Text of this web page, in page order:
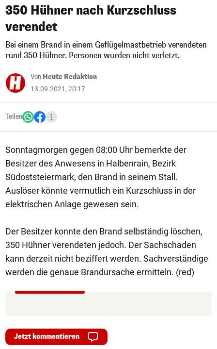
350 Hühner nach Kurzschluss
verendet
Bei einem Brand in einem Geflügelmastbetrieb verendeten
rund 350 Hühner. Personen wurden nicht verletzt.
Von Heute Redaktion
13.09.2021, 20:17
Teilen
Sonntagmorgen gegen 08:00 Uhr bemerkte der
Besitzer des Anwesens in Halbenrain, Bezirk
Südoststeiermark, den Brand in seinem Stall.
Auslöser könnte vermutlich ein Kurzschluss in der
elektrischen Anlage gewesen sein.
Der Besitzer konnte den Brand selbständig löschen,
350 Hühner verendeten jedoch. Der Sachschaden
kann derzeit nicht beziffert werden. Sachverständige
werden die genaue Brandursache ermitteln. (red)
Jetzt kommentieren